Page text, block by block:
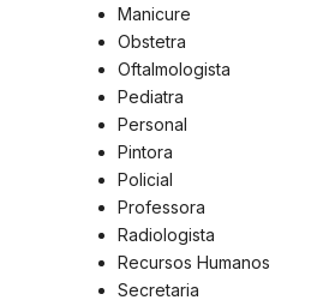
Manicure
Obstetra
Oftalmologista
Pediatra
Personal
Pintora
Policial
Professora
Radiologista
Recursos Humanos
Secretaria